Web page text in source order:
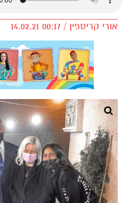
אורי קריספין / 00:17 14.02.21